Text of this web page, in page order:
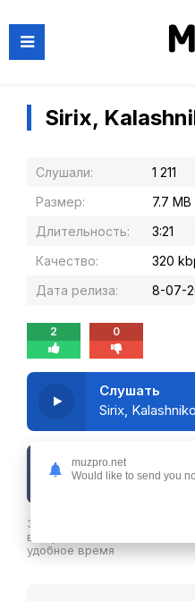
Sirix,
Слушали:
1 211
Размер:
7.7 MB
Длительность:
3:21
Качество:
320
Дата релиза:
8-07-
2 0
Слушать
Sirix,
Скачать трек
Здесь вы можете скачать
в хорошем качестве или
удобное время
muzpro.net
Would like to send you